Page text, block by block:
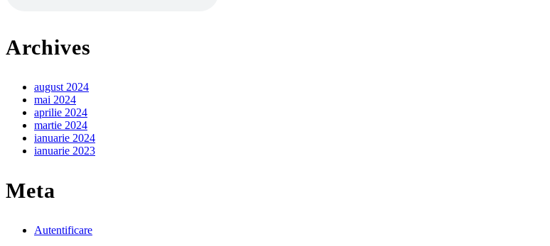
Archives
august 2024
mai 2024
aprilie 2024
martie 2024
ianuarie 2024
ianuarie 2023
Meta
Autentificare